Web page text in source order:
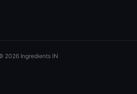
2026 Ingredients IN